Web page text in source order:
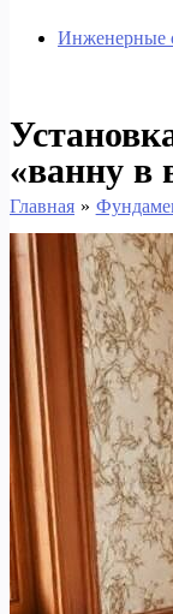
Инженерные
«ванну в
Главная